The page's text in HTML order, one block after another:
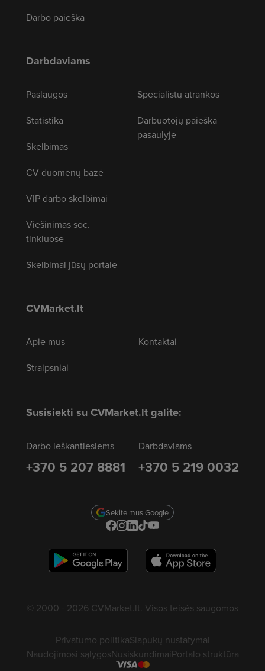
Darbo paieška
Darbdaviams
Paslaugos
Statistika
Skelbimas
CV duomenų bazė
VIP darbo skelbimai
Viešinimas soc.
tinkluose
Skelbimai jūsų portale
Specialistų atrankos
Darbuotojų paieška
pasaulyje
CVMarket.lt
Apie mus
Straipsniai
Kontaktai
Susisiekti su CVMarket.lt galite:
Darbo ieškantiesiems
+370 5 207 8881
Darbdaviams
+370 5 219 0032
Sekite mus Google
© 2000 - 2026 CVMarket.lt. Visos teisės saugomos
Privatumo politikaSlapukų nustatymai
Naudojimosi sąlygosNusiskundimaiPortalo struktūra